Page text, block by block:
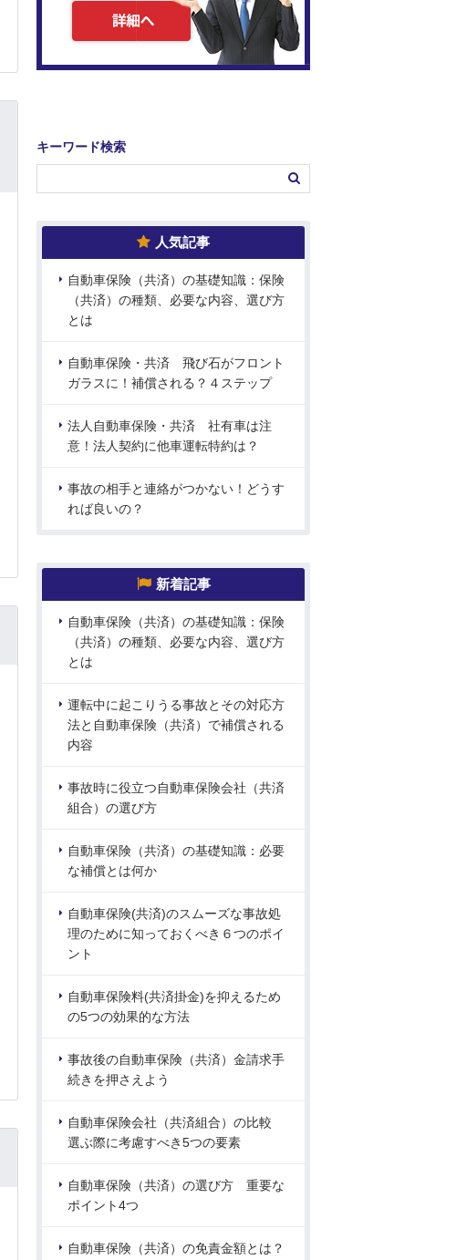
キーワード検索
人気記事
自動車保険（共済）の基礎知識：保険
（共済）の種類、必要な内容、選び方
とは
自動車保険・共済 飛び石がフロント
ガラスに！補償される？４ステップ
法人自動車保険・共済 社有車は注
意！法人契約に他車運転特約は？
事故の相手と連絡がつかない！どうす
れば良いの？
新着記事
自動車保険（共済）の基礎知識：保険
（共済）の種類、必要な内容、選び方
とは
運転中に起こりうる事故とその対応方
法と自動車保険（共済）で補償される
内容
事故時に役立つ自動車保険会社（共済
組合）の選び方
自動車保険（共済）の基礎知識：必要
な補償とは何か
自動車保険(共済)のスムーズな事故処
理のために知っておくべき６つのポイ
ント
自動車保険料(共済掛金)を抑えるため
の5つの効果的な方法
事故後の自動車保険（共済）金請求手
続きを押さえよう
自動車保険会社（共済組合）の比較
選ぶ際に考慮すべき5つの要素
自動車保険（共済）の選び方 重要な
ポイント4つ
自動車保険（共済）の免責金額とは？